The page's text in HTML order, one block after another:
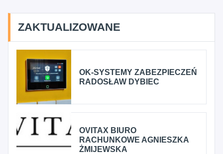
ZAKTUALIZOWANE
OK-SYSTEMY ZABEZPIECZEŃ
RADOSŁAW DYBIEC
OVITAX BIURO
RACHUNKOWE AGNIESZKA
ŻMIJEWSKA